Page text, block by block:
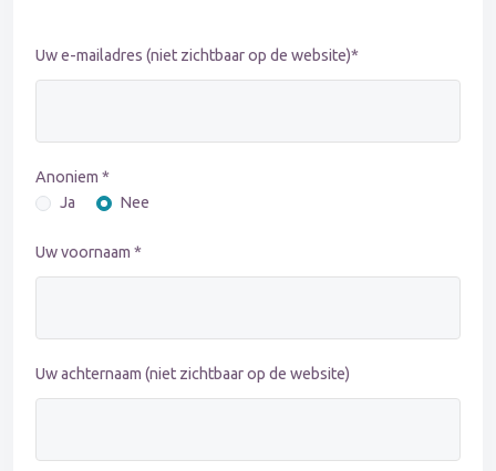
Uw e-mailadres (niet zichtbaar op de website)*
Anoniem *
Ja
Nee
Uw voornaam *
Uw achternaam (niet zichtbaar op de website)